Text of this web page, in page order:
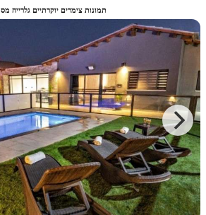
תמונות צימרים יוקרתיים גלרייה מס 19